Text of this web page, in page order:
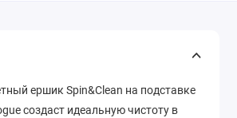
ершик Spin&Clean на подставке
создаст идеальную чистоту в